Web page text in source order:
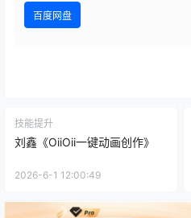
百度网盘
技能提升
刘鑫《OiiOii一键动画创作》
2026-6-1 12:00:49